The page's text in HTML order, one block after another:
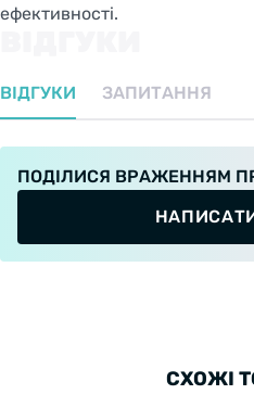
ефективності.
ВІДГУКИ ЗАПИТАННЯ
ПОДІЛИСЯ ВРАЖЕННЯМ
СХОЖІ